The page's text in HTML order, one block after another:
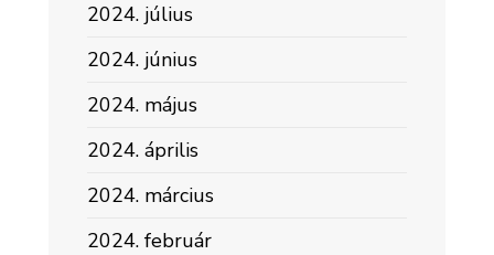
2024. július
2024. június
2024. május
2024. április
2024. március
2024. február